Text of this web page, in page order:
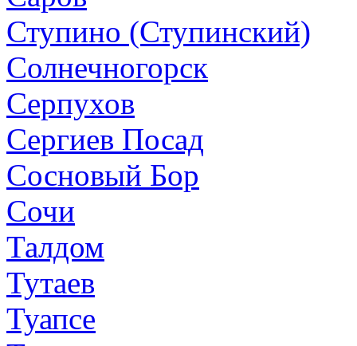
Ступино (Ступинский)
Солнечногорск
Серпухов
Сергиев Посад
Сосновый Бор
Сочи
Талдом
Тутаев
Туапсе